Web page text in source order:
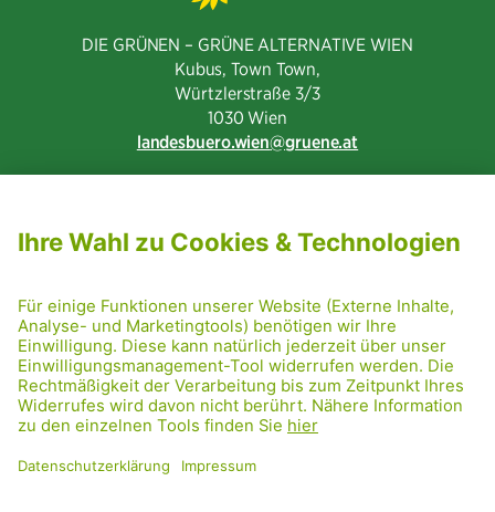
DIE GRÜNEN – GRÜNE ALTERNATIVE WIEN
Kubus, Town Town,
Würtzlerstraße 3/3​
1030 Wien
landesbuero.wien
gruene.at
PRESSE
GRÜNE RADRETTUNG
FRIDAY NIGHTSKATING
NETIQUETTE
DATENSCHUTZ